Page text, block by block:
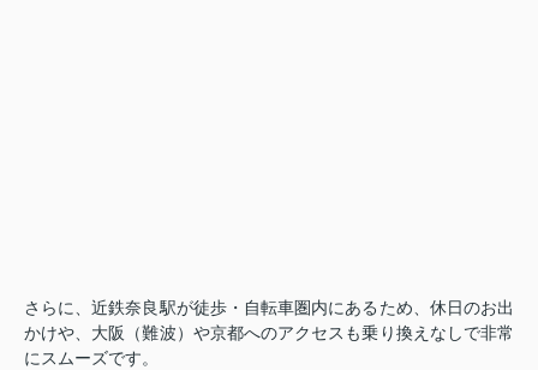
さらに、近鉄奈良駅が徒歩・自転車圏内にあるため、休日のお出
かけや、大阪（難波）や京都へのアクセスも乗り換えなしで非常
にスムーズです。